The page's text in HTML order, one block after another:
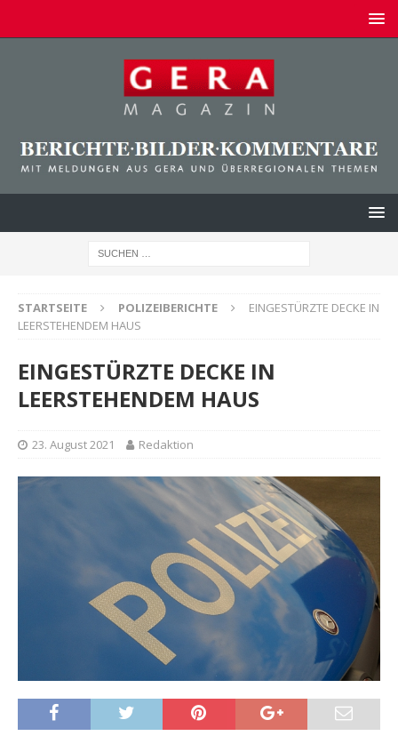
STARTSEITE POLIZEIBERICHTE
EINGESTÜRZTE DECKE IN
LEERSTEHENDEM HAUS
EINGESTÜRZTE DECKE IN
LEERSTEHENDEM HAUS
23. August 2021 Redaktion